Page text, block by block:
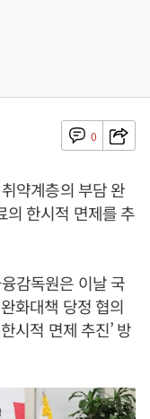
0
약계층의 부담 완
의 한시적 면제를 추
감독원은 이날 국
화대책 당정 협의
시적 면제 추진’ 방